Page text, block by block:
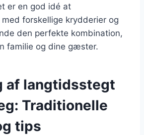
er en god idé at
forskellige krydderier og
den perfekte kombination,
familie og dine gæster.
af langtidsstegt
Traditionelle
tips